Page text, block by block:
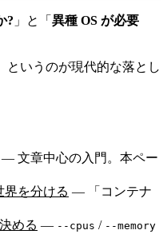
? 」と「 異種 OS が必要
というのが現代的な落とし
— 文章中心の入門。本ペー
界を分ける — 「コンテナ
める — --cpus / --memory